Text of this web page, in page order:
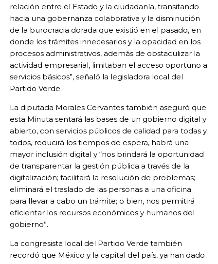
relación entre el Estado y la ciudadanía, transitando
hacia una gobernanza colaborativa y la disminución
de la burocracia dorada que existió en el pasado, en
donde los trámites innecesarios y la opacidad en los
procesos administrativos, además de obstaculizar la
actividad empresarial, limitaban el acceso oportuno a
servicios básicos”, señaló la legisladora local del
Partido Verde.
La diputada Morales Cervantes también aseguró que
esta Minuta sentará las bases de un gobierno digital y
abierto, con servicios públicos de calidad para todas y
todos, reducirá los tiempos de espera, habrá una
mayor inclusión digital y “nos brindará la oportunidad
de transparentar la gestión pública a través de la
digitalización; facilitará la resolución de problemas;
eliminará el traslado de las personas a una oficina
para llevar a cabo un trámite; o bien, nos permitirá
eficientar los recursos económicos y humanos del
gobierno”.
La congresista local del Partido Verde también
recordó que México y la capital del país, ya han dado